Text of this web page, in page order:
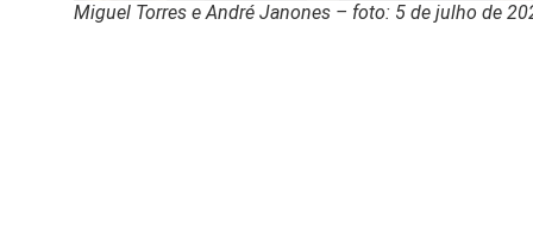
Miguel Torres e André Janones – foto: 5 de julho de